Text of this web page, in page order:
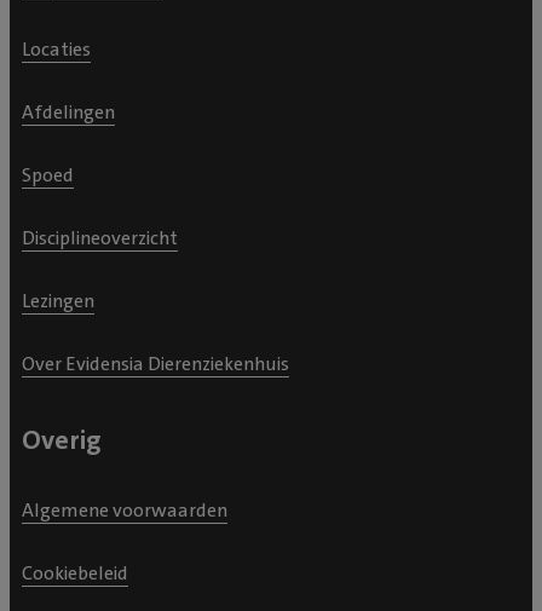
Locaties
Afdelingen
Spoed
Disciplineoverzicht
Lezingen
Over Evidensia Dierenziekenhuis
Overig
Algemene voorwaarden
Cookiebeleid